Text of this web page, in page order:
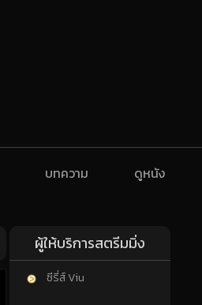
บทความ ดูหนัง
ผู้ให้บริการสตรีมมิ่ง
ซีรี่ส์ Viu